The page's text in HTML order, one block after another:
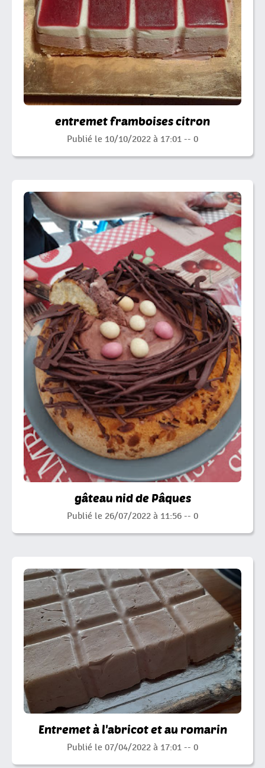
entremet framboises citron
Publié le 10/10/2022 à 17:01 -- 0
gâteau nid de Pâques
Publié le 26/07/2022 à 11:56 -- 0
Entremet à l'abricot et au romarin
Publié le 07/04/2022 à 17:01 -- 0